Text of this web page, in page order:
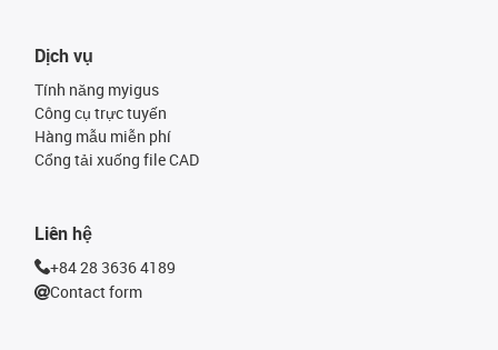
Dịch vụ
Tính năng myigus
Công cụ trực tuyến
Hàng mẫu miễn phí
Cổng tải xuống file CAD
Liên hệ
+84 28 3636 4189
Contact form